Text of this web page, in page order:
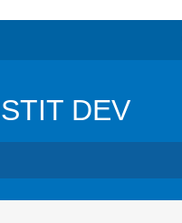
DEV